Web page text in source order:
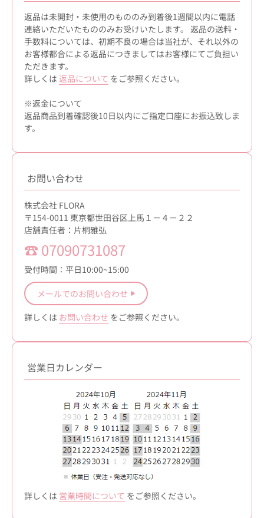
返品は未開封・未使用のもののみ到着後1週間以内に電話
連絡いただいたもののみお受けいたします。 返品の送料・
手数料については、初期不良の場合は当社が、それ以外の
お客様都合による返品につきましてはお客様にてご負担い
ただきます。
詳しくは 返品について をご参照ください。
※返金について
返品商品到着確認後10日以内にご指定口座にお振込致しま
す。
お問い合わせ
株式会社 FLORA
〒154-0011 東京都世田谷区上馬１－４－２２
店舗責任者：片桐雅弘
☎ 07090731087
受付時間：平日10:00~15:00
メールでのお問い合わせ
詳しくは お問い合わせ をご参照ください。
営業日カレンダー
詳しくは 営業時間について をご参照ください。